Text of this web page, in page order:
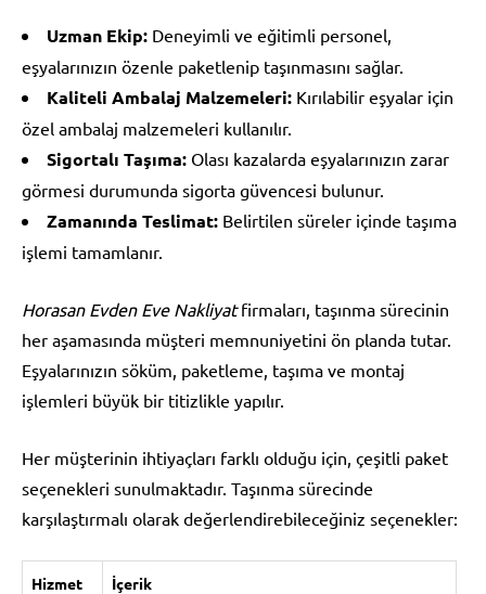
Uzman Ekip: Deneyimli ve eğitimli personel,
eşyalarınızın özenle paketlenip taşınmasını sağlar.
Kaliteli Ambalaj Malzemeleri: Kırılabilir eşyalar için
özel ambalaj malzemeleri kullanılır.
Sigortalı Taşıma: Olası kazalarda eşyalarınızın zarar
görmesi durumunda sigorta güvencesi bulunur.
Zamanında Teslimat: Belirtilen süreler içinde taşıma
işlemi tamamlanır.
Horasan Evden Eve Nakliyatfirmaları, taşınma sürecinin
her aşamasında müşteri memnuniyetini ön planda tutar.
Eşyalarınızın söküm, paketleme, taşıma ve montaj
işlemleri büyük bir titizlikle yapılır.
Her müşterinin ihtiyaçları farklı olduğu için, çeşitli paket
seçenekleri sunulmaktadır. Taşınma sürecinde
karşılaştırmalı olarak değerlendirebileceğiniz seçenekler:
Hizmet
İçerik